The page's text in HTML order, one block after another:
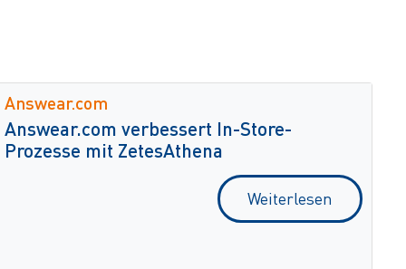
Answear.com
Answear.com verbessert In-Store-
Prozesse mit ZetesAthena
Weiterlesen